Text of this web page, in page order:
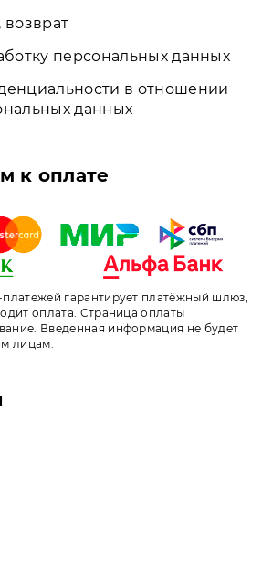
персональных данных
в отношении
данных
к оплате
гарантирует платёжный шлюз,
оплата. Страница оплаты
Введенная информация не будет
лицам.